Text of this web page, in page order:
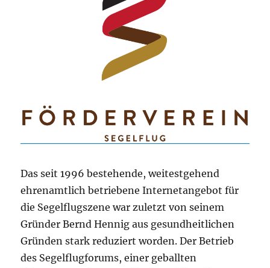
Das seit 1996 bestehende, weitestgehend
ehrenamtlich betriebene Internetangebot für
die Segelflugszene war zuletzt von seinem
Gründer Bernd Hennig aus gesundheitlichen
Gründen stark reduziert worden. Der Betrieb
des Segelflugforums, einer geballten